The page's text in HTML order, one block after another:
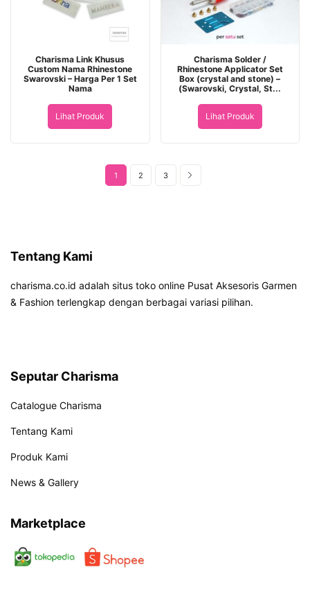
Charisma Link Khusus
Custom Nama Rhinestone
Swarovski – Harga Per 1 Set
Nama
Lihat Produk
Charisma Solder /
Rhinestone Applicator Set
Box (crystal and stone) –
(Swarovski, Crystal, St...
Lihat Produk
1 2 3
Tentang Kami
charisma.co.id adalah situs toko online Pusat Aksesoris Garmen
& Fashion terlengkap dengan berbagai variasi pilihan.
Seputar Charisma
Catalogue Charisma
Tentang Kami
Produk Kami
News & Gallery
Marketplace